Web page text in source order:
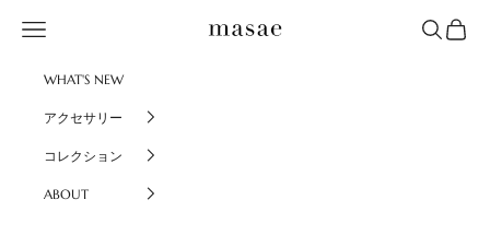
masae
メニュー 検索 カート
WHAT'S NEW
アクセサリー
コレクション
ABOUT